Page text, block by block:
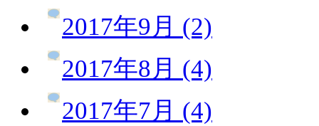
2017年9月 (2)
2017年8月 (4)
2017年7月 (4)